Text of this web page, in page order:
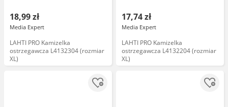
18,99 zł
Media Expert
LAHTI PRO Kamizelka
ostrzegawcza L4132304 (rozmiar
XL)
17,74 zł
Media Expert
LAHTI PRO Kamizelka
ostrzegawcza L4132204 (rozmiar
XL)